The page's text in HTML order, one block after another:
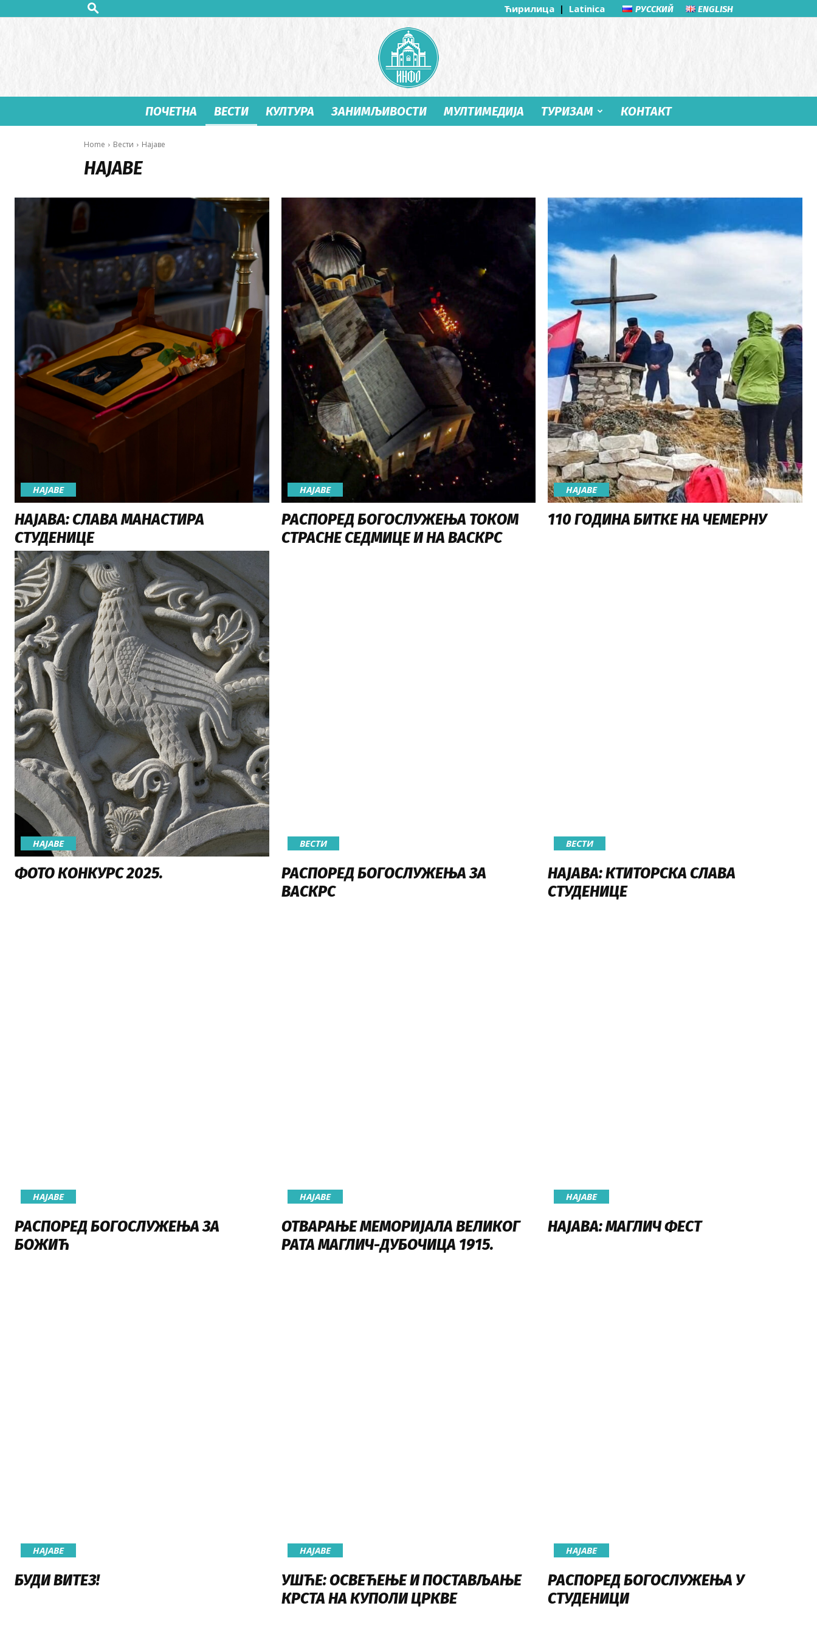
Ћирилица | Latinica РУССКИЙ ENGLISH
Студеница
Инфо
ПОЧЕТНА ВЕСТИ КУЛТУРА ЗАНИМЉИВОСТИ МУЛТИМЕДИЈА ТУРИЗАМ КОНТАКТ
Home Вести Најавe
НАЈАВE
НАЈАВE
НАЈАВА: СЛАВА МАНАСТИРА
СТУДЕНИЦЕ
НАЈАВE
РАСПОРЕД БОГОСЛУЖЕЊА ТОКОМ
СТРАСНЕ СЕДМИЦЕ И НА ВАСКРС
НАЈАВE
110 ГОДИНА БИТКЕ НА ЧЕМЕРНУ
НАЈАВE
ФОТО КОНКУРС 2025.
ВЕСТИ
РАСПОРЕД БОГОСЛУЖЕЊА ЗА
ВАСКРС
ВЕСТИ
НАЈАВА: КТИТОРСКА СЛАВА
СТУДЕНИЦЕ
НАЈАВE
РАСПОРЕД БОГОСЛУЖЕЊА ЗА
БОЖИЋ
НАЈАВE
ОТВАРАЊЕ МЕМОРИЈАЛА ВЕЛИКОГ
РАТА МАГЛИЧ-ДУБОЧИЦА 1915.
НАЈАВE
НАЈАВА: МАГЛИЧ ФЕСТ
НАЈАВE
БУДИ ВИТЕЗ!
НАЈАВE
УШЋЕ: ОСВЕЋЕЊЕ И ПОСТАВЉАЊЕ
КРСТА НА КУПОЛИ ЦРКВЕ
НАЈАВE
РАСПОРЕД БОГОСЛУЖЕЊА У
СТУДЕНИЦИ